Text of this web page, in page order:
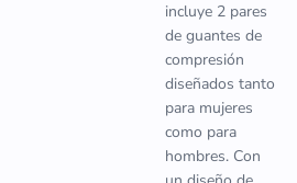
incluye 2 pares
de guantes de
compresión
diseñados tanto
para mujeres
como para
hombres. Con